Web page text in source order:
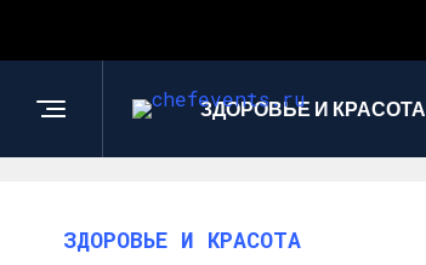
ЗДОРОВЬЕ И КРАСОТА
ЗДОРОВЬЕ И КРАСОТА